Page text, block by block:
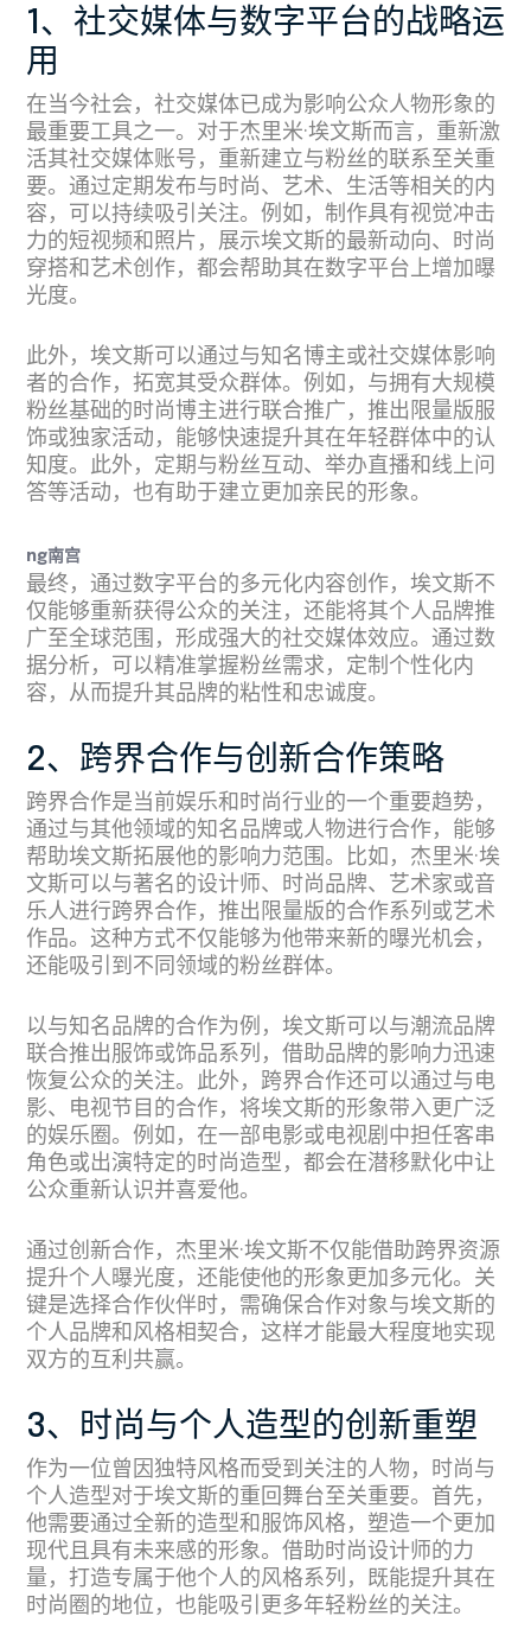
1、社交媒体与数字平台的战略运
用
在当今社会，社交媒体已成为影响公众人物形象的
最重要工具之一。对于杰里米·埃文斯而言，重新激
活其社交媒体账号，重新建立与粉丝的联系至关重
要。通过定期发布与时尚、艺术、生活等相关的内
容，可以持续吸引关注。例如，制作具有视觉冲击
力的短视频和照片，展示埃文斯的最新动向、时尚
穿搭和艺术创作，都会帮助其在数字平台上增加曝
光度。
此外，埃文斯可以通过与知名博主或社交媒体影响
者的合作，拓宽其受众群体。例如，与拥有大规模
粉丝基础的时尚博主进行联合推广，推出限量版服
饰或独家活动，能够快速提升其在年轻群体中的认
知度。此外，定期与粉丝互动、举办直播和线上问
答等活动，也有助于建立更加亲民的形象。
ng南宫
最终，通过数字平台的多元化内容创作，埃文斯不
仅能够重新获得公众的关注，还能将其个人品牌推
广至全球范围，形成强大的社交媒体效应。通过数
据分析，可以精准掌握粉丝需求，定制个性化内
容，从而提升其品牌的粘性和忠诚度。
2、跨界合作与创新合作策略
跨界合作是当前娱乐和时尚行业的一个重要趋势，
通过与其他领域的知名品牌或人物进行合作，能够
帮助埃文斯拓展他的影响力范围。比如，杰里米·埃
文斯可以与著名的设计师、时尚品牌、艺术家或音
乐人进行跨界合作，推出限量版的合作系列或艺术
作品。这种方式不仅能够为他带来新的曝光机会，
还能吸引到不同领域的粉丝群体。
以与知名品牌的合作为例，埃文斯可以与潮流品牌
联合推出服饰或饰品系列，借助品牌的影响力迅速
恢复公众的关注。此外，跨界合作还可以通过与电
影、电视节目的合作，将埃文斯的形象带入更广泛
的娱乐圈。例如，在一部电影或电视剧中担任客串
角色或出演特定的时尚造型，都会在潜移默化中让
公众重新认识并喜爱他。
通过创新合作，杰里米·埃文斯不仅能借助跨界资源
提升个人曝光度，还能使他的形象更加多元化。关
键是选择合作伙伴时，需确保合作对象与埃文斯的
个人品牌和风格相契合，这样才能最大程度地实现
双方的互利共赢。
3、时尚与个人造型的创新重塑
作为一位曾因独特风格而受到关注的人物，时尚与
个人造型对于埃文斯的重回舞台至关重要。首先，
他需要通过全新的造型和服饰风格，塑造一个更加
现代且具有未来感的形象。借助时尚设计师的力
量，打造专属于他个人的风格系列，既能提升其在
时尚圈的地位，也能吸引更多年轻粉丝的关注。